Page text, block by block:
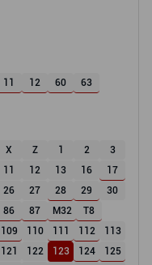
11 12 60 63
X Z 1 2
3
11 12 13 16
17
26 27 28 29
30
86 87 M32
T8
109 110 111 112
113
121 122 123 124
125